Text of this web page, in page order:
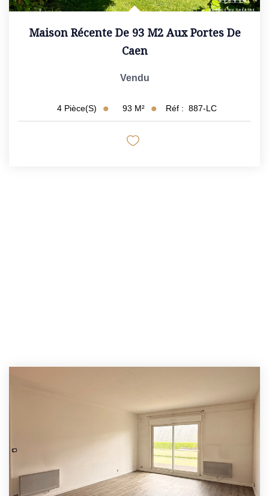
Maison Récente De 93 M2 Aux Portes De
Caen
Vendu
4 Pièce(s) 93 M² Réf : 887-LC